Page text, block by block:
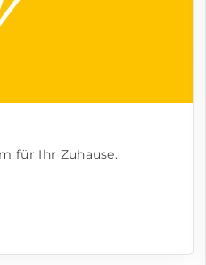
für Ihr Zuhause.